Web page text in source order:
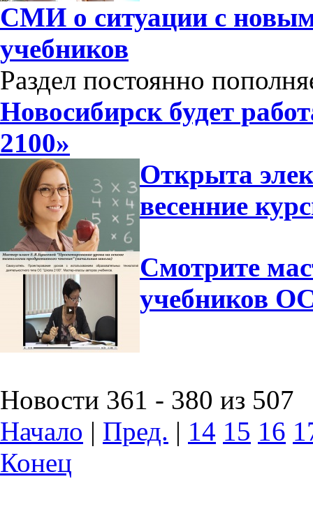
СМИ о ситуации с
учебников
Раздел постоянно
Новосибирск будет
2100»
Открыта
весенние
Смотрите
учебников
Новости 361 - 380 из 507
Начало | Пред. | 14 15 16
Конец